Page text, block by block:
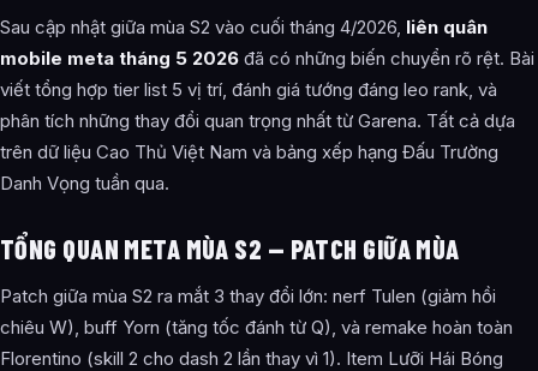
Sau cập nhật giữa mùa S2 vào cuối tháng 4/2026, liên quân
mobile meta tháng 5 2026 đã có những biến chuyển rõ rệt. Bài
viết tổng hợp tier list 5 vị trí, đánh giá tướng đáng leo rank, và
phân tích những thay đổi quan trọng nhất từ Garena. Tất cả dựa
trên dữ liệu Cao Thủ Việt Nam và bảng xếp hạng Đấu Trường
Danh Vọng tuần qua.
TỔNG QUAN META MÙA S2 — PATCH GIỮA MÙA
Patch giữa mùa S2 ra mắt 3 thay đổi lớn: nerf Tulen (giảm hồi
chiêu W), buff Yorn (tăng tốc đánh từ Q), và remake hoàn toàn
Florentino (skill 2 cho dash 2 lần thay vì 1). Item Lưỡi Hái Bóng